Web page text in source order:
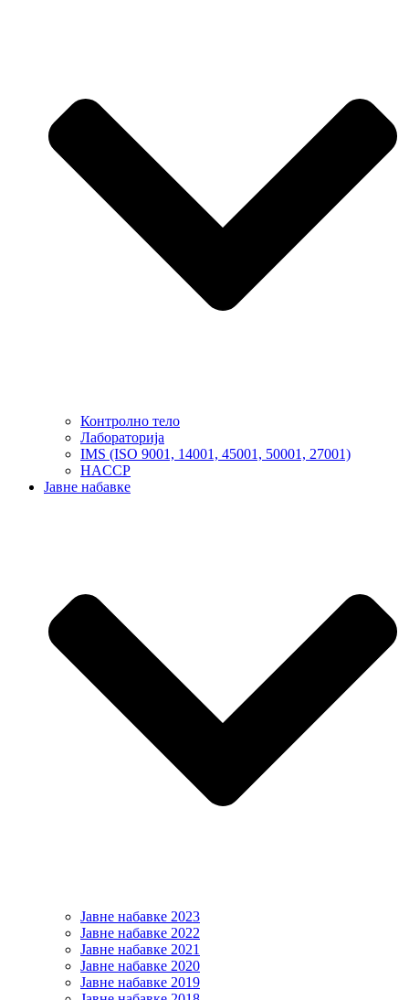
Контролно тело
Лабораторија
IMS (ISO 9001, 14001, 45001, 50001, 27001)
HACCP
Јавне набавке
Јавне набавке 2023
Јавне набавке 2022
Јавне набавке 2021
Јавне набавке 2020
Јавне набавке 2019